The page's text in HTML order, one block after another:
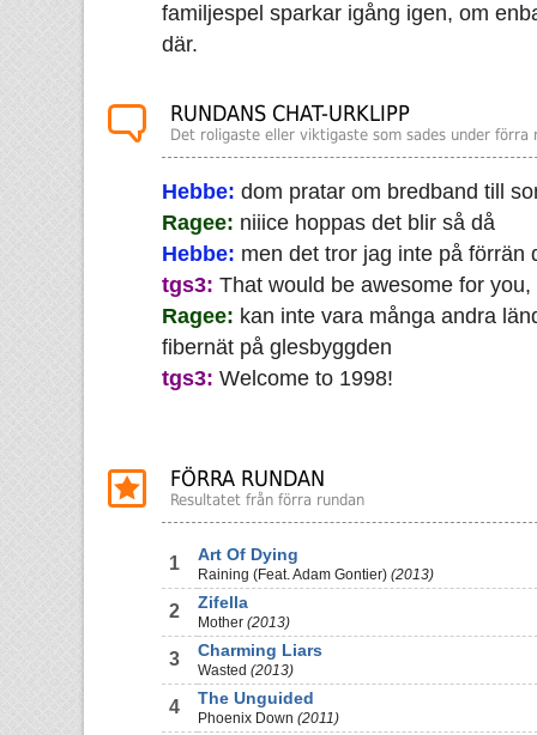
familjespel sparkar igång igen, om
där.
RUNDANS CHAT-URKLIPP
Det roligaste eller viktigaste som sades under förra
Hebbe: dom pratar om bredband till
Ragee: niiice hoppas det blir så då
Hebbe: men det tror jag inte på förrän
tgs3: That would be awesome for you,
Ragee: kan inte vara många andra
fibernät på glesbyggden
tgs3: Welcome to 1998!
FÖRRA RUNDAN
Resultatet från förra rundan
1 Art Of Dying
Raining (Feat. Adam Gontier) (2013)
2 Zifella
Mother (2013)
3 Charming Liars
Wasted (2013)
4 The Unguided
Phoenix Down (2011)